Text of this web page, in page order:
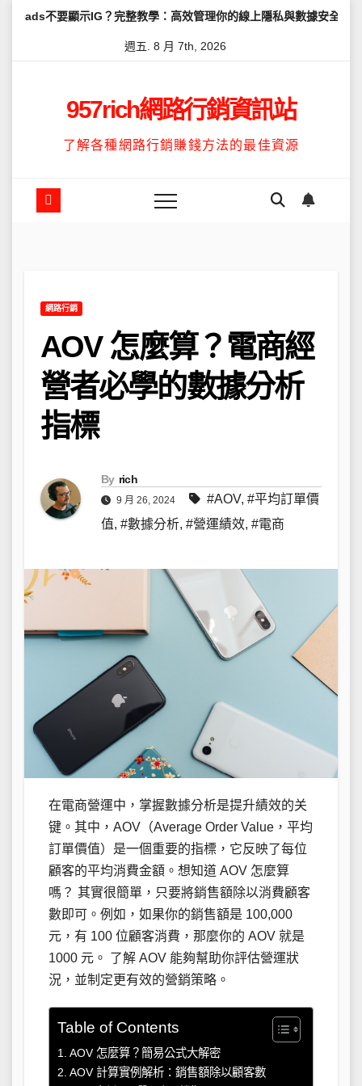
？完整教學：高效管理你的線上隱私與數據安全 怎麼讓
週五. 8 月 7th, 2026
957rich網路行銷資訊站
了解各種網路行銷賺錢方法的最佳資源
網路行銷
AOV 怎麼算？電商經
營者必學的數據分析
指標
By rich
9 月 26, 2024 #AOV, #平均訂單價
值, #數據分析, #營運績效, #電商
在電商營運中，掌握數據分析是提升績效的关
键。其中，AOV（Average Order Value，平均
訂單價值）是一個重要的指標，它反映了每位
顧客的平均消費金額。想知道 AOV 怎麼算
嗎？ 其實很簡單，只要將銷售額除以消費顧客
數即可。例如，如果你的銷售額是 100,000
元，有 100 位顧客消費，那麼你的 AOV 就是
1000 元。 了解 AOV 能夠幫助你評估營運狀
況，並制定更有效的營銷策略。
Table of Contents
AOV 怎麼算？簡易公式大解密
AOV 計算實例解析：銷售額除以顧客數